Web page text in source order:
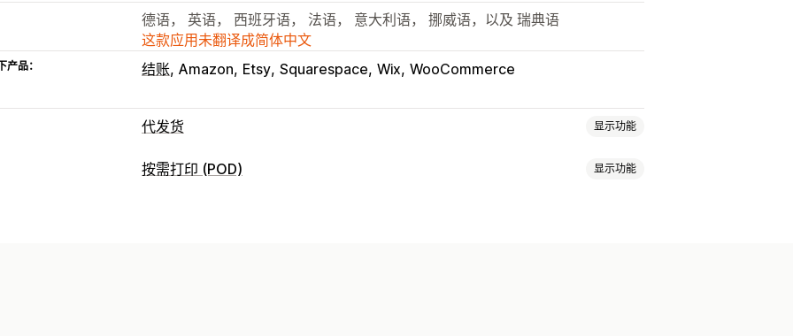
德语， 英语， 西班牙语， 法语， 意大利语， 挪威语，以及 瑞典语
这款应用未翻译成简体中文
产品： 结账 Amazon Etsy Squarespace Wix WooCommerce
代发货 显示功能
可销售的产品
按需打印 (POD) 显示功能